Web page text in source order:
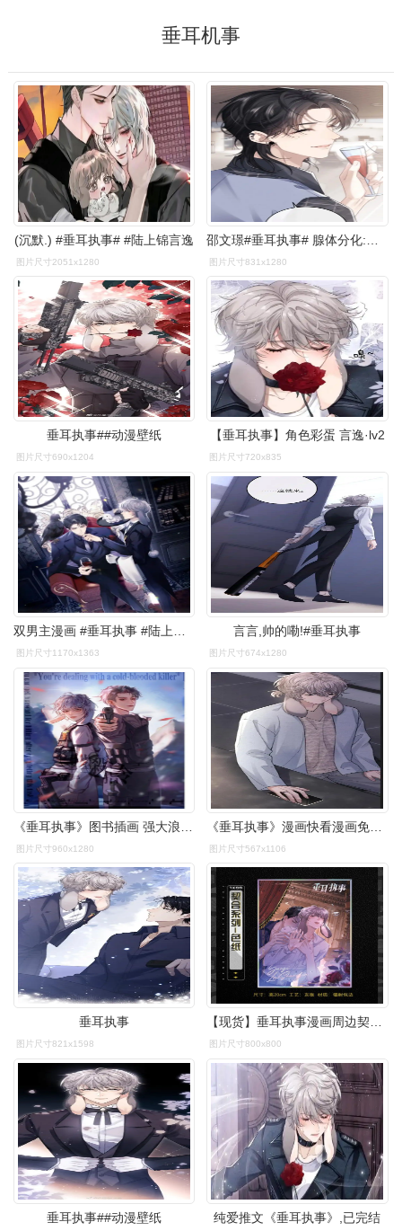
垂耳机事
(沉默.) #垂耳执事# #陆上锦言逸
图片尺寸2051x1280 图片尺寸831x1280
垂耳执事##动漫壁纸
图片尺寸690x1204
【垂耳执事】角色彩蛋 言逸·lv2
图片尺寸720x835
图片尺寸1170x1363
言言,帅的嘞!#垂耳执事
图片尺寸674x1280
图片尺寸960x1280 图片尺寸567x1106
垂耳执事
图片尺寸821x1598
【现货】垂耳执事漫画周边契合双人色纸陆上锦言逸快看官方正版
图片尺寸800x800
垂耳执事##动漫壁纸 纯爱推文《垂耳执事》,已完结